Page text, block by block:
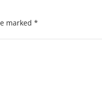
marked *